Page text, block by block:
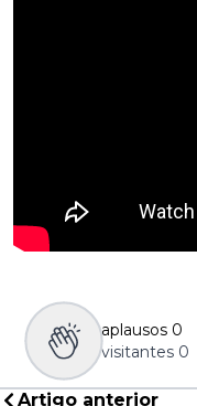
aplausos 0
visitantes 0
Artigo anterior